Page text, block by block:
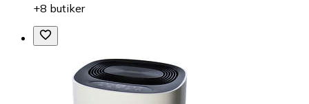
+8 butiker